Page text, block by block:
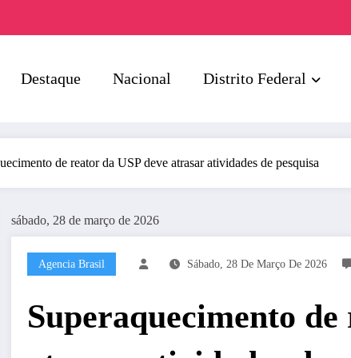
Destaque Nacional Distrito Federal
de reator da USP deve atrasar atividades de pesquisa
sábado, 28 de março de 2026
Agencia Brasil Sábado, 28 De Março De 2026
Superaquecimento